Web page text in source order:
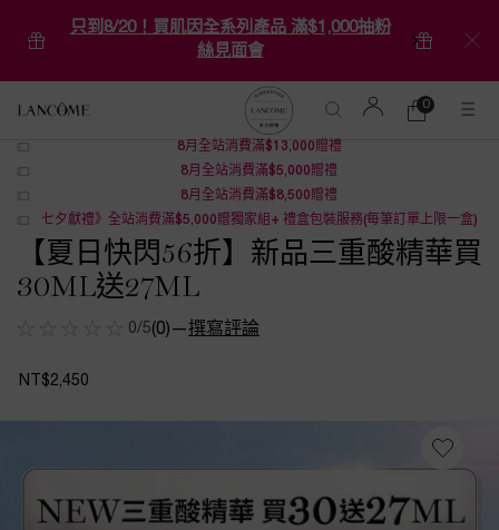
只到8/20！買肌因全系列產品 滿$1,000抽粉
絲見面會
購
0
0 product in
Main content
8月全站消費滿$13,000贈禮
8月全站消費滿$5,000贈禮
8月全站消費滿$8,500贈禮
七夕獻禮》全站消費滿$5,000贈獨家組+ 禮盒包裝服務(每筆訂單上限一盒)
【夏日快閃56折】新品三重酸精華買
30ML送27ML
0/5(0) —撰寫評論
NT$2,450